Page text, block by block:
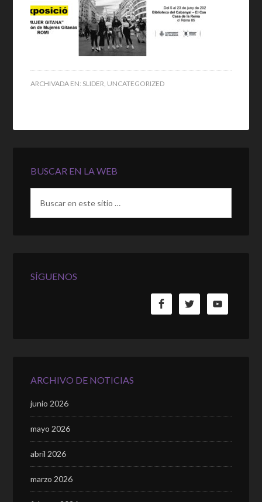
ARCHIVADA EN: SLIDER, UNCATEGORIZED
BUSCAR EN LA WEB
SÍGUENOS
ARCHIVO DE NOTICIAS
junio 2026
mayo 2026
abril 2026
marzo 2026